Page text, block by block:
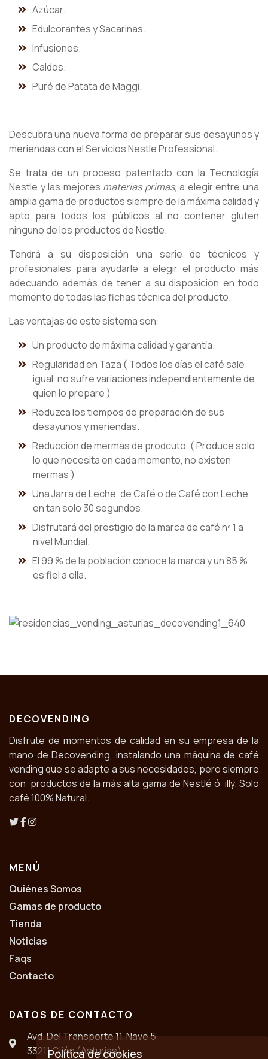
Azúcar.
Edulcorantes y Sacarinas.
Infusiones.
Caldos.
Puré de Patata de Maggi.
Descubra una nueva forma de preparar sus desayunos y
meriendas con el Servicios Nestle Professional.
Se trata de un proceso patentado con la Tecnología
Nestle y las mejores materias primas, a elegir entre una
amplia gama de productos siempre de la máxima calidad y
apto para todos los públicos al no contener gluten
ninguno de los productos de Nestle.
Tendrá a su disposición una serie de técnicos y
profesionales para ayudarle a elegir el producto más
adecuando además de tener a su disposición en todo
momento de todas las fichas técnica del producto.
Las ventajas de este sistema son:
Un producto de máxima calidad y garantía.
Regularidad en Taza ( Todos los días el café sale
igual, no sufre variaciones independientemente de
quien lo prepare )
Reduzca los tiempos de preparación de sus
desayunos y meriendas.
Reducción de mermas de prodcuto. ( Produce solo
lo que necesita en cada momento, no existen
mermas )
Una Jarra de Leche, de Café o de Café con Leche
en tan solo 30 segundos.
Disfrutará del prestigio de la marca de café nº 1 a
nivel Mundial.
El 99 % de la población conoce la marca y un 85 %
es fiel a ella.
DECOVENDING
Disfrute de momentos de calidad en su empresa de la
mano de Decovending, instalando una máquina de café
vending que se adapte a sus necesidades, pero siempre
con productos de la más alta gama de Nestlé ó illy. Solo
café 100% Natural.
MENÚ
Quiénes Somos
Gamas de producto
Tienda
Noticias
Faqs
Contacto
DATOS DE CONTACTO
Avd. Del Transporte 11, Nave 5
33211 Gijón (Asturias)
Política de cookies